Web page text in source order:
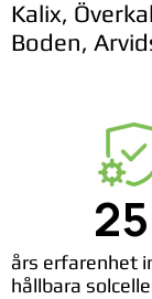
Kalix,
Boden,
25
års erfarenhet
hållbara